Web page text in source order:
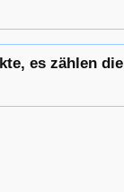
es zählen